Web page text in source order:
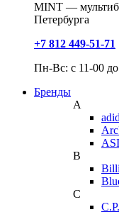
MINT —
Петербурга
+7 812 449-51-71
Пн-Вс: с 11-00
Бренды
A
B
C